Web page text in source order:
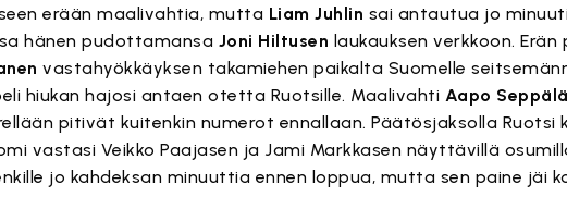
erään maalivahtia, mutta Liam Juhlin sai antautua jo
hänen pudottamansa Joni Hiltusen laukauksen verkkoon.
vastahyökkäyksen takamiehen paikalta Suomelle
hiukan hajosi antaen otetta Ruotsille. Maalivahti Aapo Seppälä
pitivät kuitenkin numerot ennallaan. Päätösjaksolla Ruotsi
vastasi Veikko Paajasen ja Jami Markkasen näyttävillä
jo kahdeksan minuuttia ennen loppua, mutta sen paine jäi